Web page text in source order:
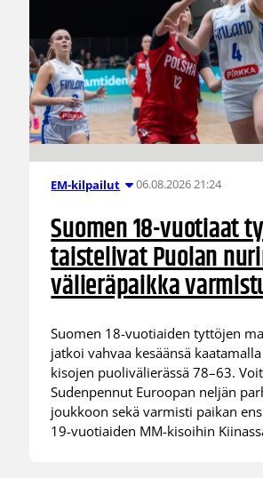
EM-kilpailut 06.08.2026 21:24
Suomen 18-vuotiaat
taistelivat Puolan
välieräpaikka
Suomen 18-vuotiaiden tyttöjen
jatkoi vahvaa kesäänsä
kisojen puolivälierässä 78–63.
Sudenpennut Euroopan neljän
joukkoon sekä varmisti paikan
19-vuotiaiden MM-kisoihin